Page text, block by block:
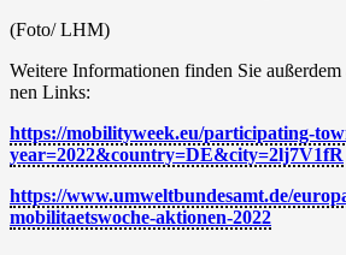
(Foto/ LHM)
Wei­te­re Infor­ma­tio­nen fin­den Sie
nen Links:
https://mobilityweek.eu/participating-
year=2022&country=DE&city=2lj7V1fR
https://www.umweltbundesamt.de/
mobilitaetswoche-aktionen-2022